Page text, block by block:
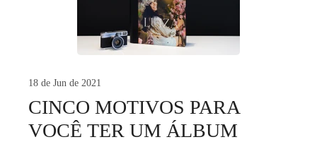
18 de Jun de 2021
CINCO MOTIVOS PARA
VOCÊ TER UM ÁLBUM